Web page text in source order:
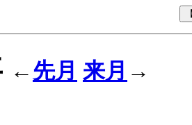
← 先月 来月 →